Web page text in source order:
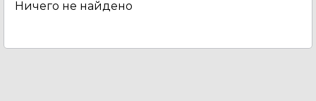
Ничего не найдено